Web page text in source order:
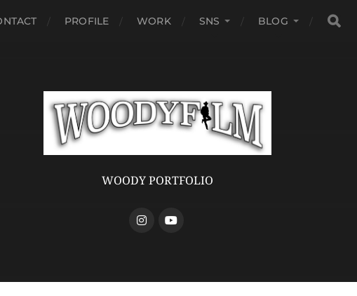
PROFILE WORK SNS BLOG
WOODY PORTFOLIO